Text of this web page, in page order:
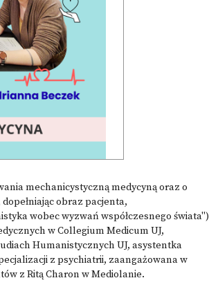
mechanicystyczną medycyną oraz o
obraz pacjenta,
wobec wyzwań współczesnego świata")
w Collegium Medicum UJ,
Humanistycznych UJ, asystentka
z psychiatrii, zaangażowana w
z Ritą Charon w Mediolanie.